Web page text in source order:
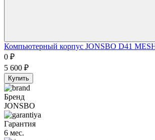
Компьютерный корпус JONSBO D41
0 ₽
5 600 ₽
Купить
Бренд
JONSBO
Гарантия
6 мес.